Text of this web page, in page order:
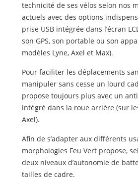
technicité de ses vélos selon nos
actuels avec des options
prise USB intégrée dans l’écran
son GPS, son portable ou son
modèles Lyne, Axel et Max).
Pour faciliter les déplacements
manipuler sans cesse un lourd
propose toujours plus avec un
intégré dans la roue arrière (sur
Axel).
Afin de s’adapter aux différents
morphologies Feu Vert propose,
deux niveaux d’autonomie de
tailles de cadre.